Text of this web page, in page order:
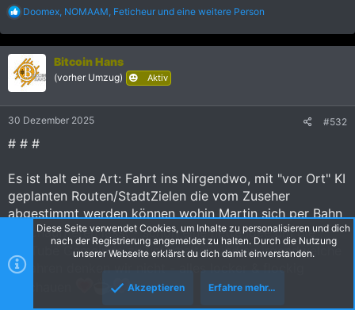
R
a
k
t
i
o
n
:
Doomex, NOMAAM, Feticheur und eine weitere Person
Bitcoin Hans
(vorher Umzug) Aktiv
30 Dezember 2025 #532
# # #
Es ist halt eine Art: Fahrt ins Nirgendwo, mit "vor Ort" KI
geplanten Routen/StadtZielen die vom Zuseher
abgestimmt werden können wohin Martin sich per Bahn
chauffieren lässt - schon eine nette Idee um die
YouTube Gemeinde zu unterhalten und an irgendwelche
Gefahren denken wir nicht - alles locker & flockig
Diese Seite verwendet Cookies, um Inhalte zu personalisieren und dich
nach der Registrierung angemeldet zu halten. Durch die Nutzung
unserer Webseite erklärst du dich damit einverstanden.
Akzeptieren Erfahre mehr…